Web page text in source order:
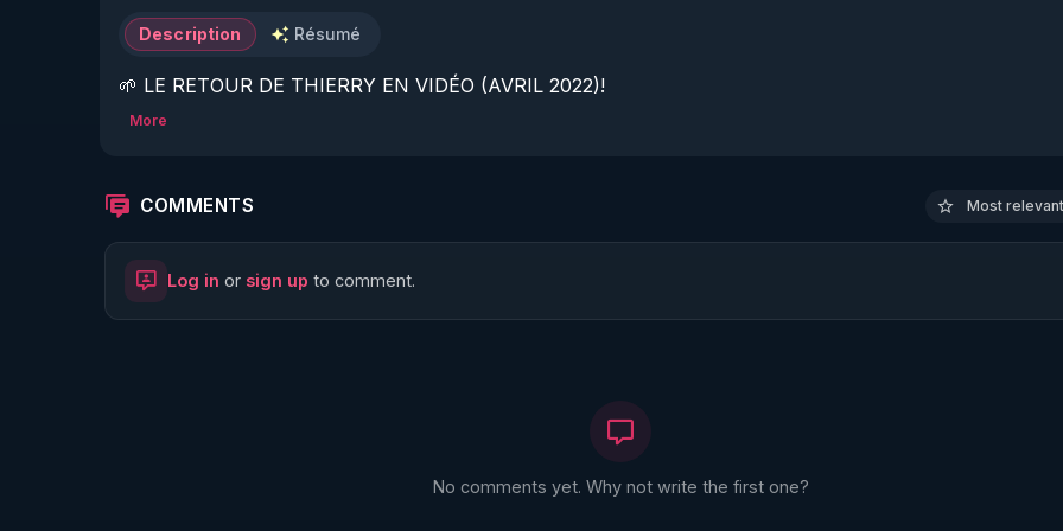
Description Résumé
🌱 LE RETOUR DE THIERRY EN VIDÉO (AVRIL 2022)!
🌱 LE MAGAZINE RÉGÉNÈRE
http://rgnr.li/ymag
More
COMMENTS Most
Log in or sign up to comment.
No comments yet. Why not write the first one?